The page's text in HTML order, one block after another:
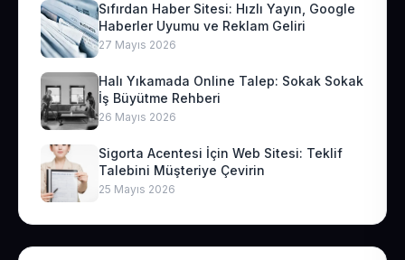
Sıfırdan Haber Sitesi: Hızlı Yayın, Google
Haberler Uyumu ve Reklam Geliri
27 Mayıs 2026
Halı Yıkamada Online Talep: Sokak Sokak
İş Büyütme Rehberi
26 Mayıs 2026
Sigorta Acentesi İçin Web Sitesi: Teklif
Talebini Müşteriye Çevirin
25 Mayıs 2026